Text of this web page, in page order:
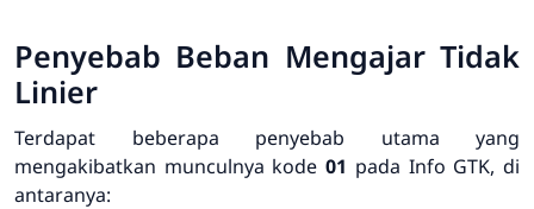
Penyebab Beban Mengajar Tidak
Linier
Terdapat beberapa penyebab utama yang
mengakibatkan munculnya kode01 pada Info GTK, di
antaranya: